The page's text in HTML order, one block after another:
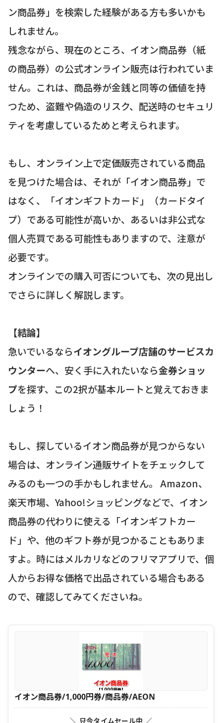
ン商品券」を検索した経験がある方も多いかも
しれません。
残念ながら、現在のところ、イオン商品券（紙
の商品券）の公式オンライン販売は行われていま
せん。これは、商品券が金銭と同等の価値を持
つため、盗難や偽造のリスク、配送時のセキュリ
ティを考慮しているためと考えられます。
もし、オンライン上で定価販売されている商品
を見つけた場合は、それが「イオン商品券」で
はなく、「イオンギフトカード」（カードタイ
プ）である可能性が高いか、あるいは非公式な
個人売買である可能性もありますので、注意が
必要です。
オンラインでの購入可否についても、次の見出し
でさらに詳しく解説します。
【結論】
急いでいるならイオングループ店舗のサービスカ
ウンターへ、安く手に入れたいなら金券ショッ
プを探す、この2択が基本ルートと覚えておきま
しょう！
もし、探しているイオン商品券が見つからない
場合は、オンライン通販サイトをチェックして
みるのも一つの手かもしれません。 Amazon、
楽天市場、Yahoo!ショッピングなどで、イオン
商品券の代わりに使える「イオンギフトカー
ド」や、他のギフト券が見つかることもありま
すよ。時にはメルカリなどのフリマアプリで、個
人からお得な価格で出品されている場合もある
ので、確認してみてくださいね。
イオン商品券/1,000円券/商品券/AEON
＼ 只今タイムセール中 ／